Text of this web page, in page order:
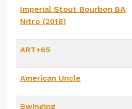
Imperial Stout Bourbon BA
Nitro (2018)
ART+65
American Uncle
Swinging